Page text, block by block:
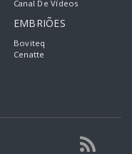
Canal De Vídeos
EMBRIÕES
Boviteq
Cenatte